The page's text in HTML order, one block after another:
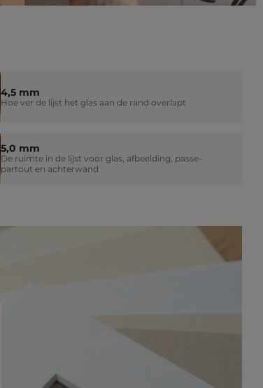
4,5 mm
Hoe ver de lijst het glas aan de rand overlapt
5,0 mm
De ruimte in de lijst voor glas, afbeelding, passe-
partout en achterwand